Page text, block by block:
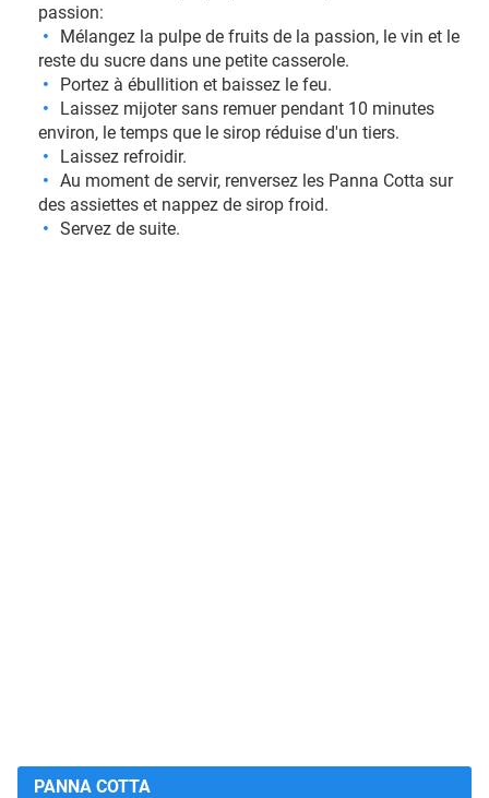
passion:
Mélangez la pulpe de fruits de la passion, le vin et le
reste du sucre dans une petite casserole.
Portez à ébullition et baissez le feu.
Laissez mijoter sans remuer pendant 10 minutes
environ, le temps que le sirop réduise d'un tiers.
Laissez refroidir.
Au moment de servir, renversez les Panna Cotta sur
des assiettes et nappez de sirop froid.
Servez de suite.
PANNA COTTA